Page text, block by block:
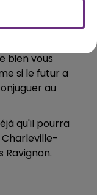
profile pour le
bien vous
si le futur a
au
qu'il pourra
Ravignon.